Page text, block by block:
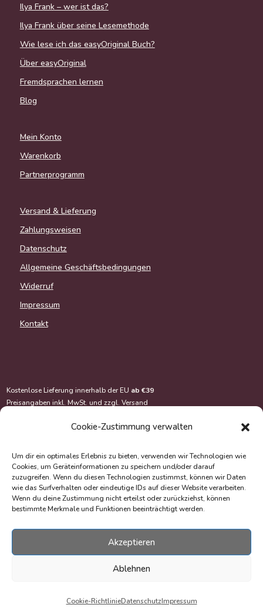
Cookie-Zustimmung verwalten
Um dir ein optimales Erlebnis zu bieten, verwenden wir Technologien wie
Cookies, um Geräteinformationen zu speichern und/oder darauf
zuzugreifen. Wenn du diesen Technologien zustimmst, können wir Daten
wie das Surfverhalten oder eindeutige IDs auf dieser Website verarbeiten.
Wenn du deine Zustimmung nicht erteilst oder zurückziehst, können
bestimmte Merkmale und Funktionen beeinträchtigt werden.
Akzeptieren
Ablehnen
Cookie-RichtlinieDatenschutzImpressum
Ilya Frank – wer ist das?
Ilya Frank über seine Lesemethode
Wie lese ich das easyOriginal Buch?
Über easyOriginal
Fremdsprachen lernen
Blog
Mein Konto
Warenkorb
Partnerprogramm
Versand & Lieferung
Zahlungsweisen
Datenschutz
Allgemeine Geschäftsbedingungen
Widerruf
Impressum
Kontakt
Kostenlose Lieferung innerhalb der EU ab €39
Preisangaben inkl. MwSt. und zzgl.Versand
© Copyright 2020-2026 EasyOriginal Verlag e.U.
Webdesign & Webentwicklung – Multimediana